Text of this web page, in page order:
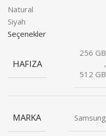
Natural
Siyah
Seçenekler
HAFIZA
256 GB
,
512 GB
MARKA Samsung